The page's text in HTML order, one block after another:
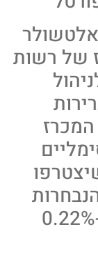
של רשות
יעמדו על 1% מההפקדה ו-0.22%